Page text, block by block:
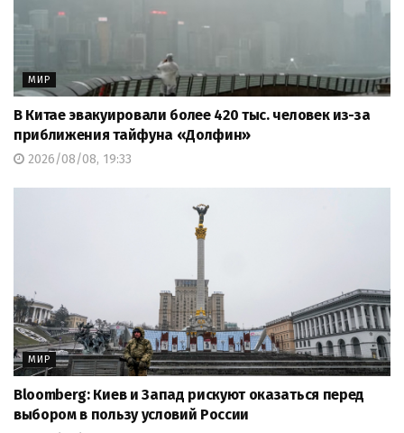
МИР
В Китае эвакуировали более 420 тыс. человек из-за
приближения тайфуна «Долфин»
2026/08/08, 19:33
МИР
Bloomberg: Киев и Запад рискуют оказаться перед
выбором в пользу условий России